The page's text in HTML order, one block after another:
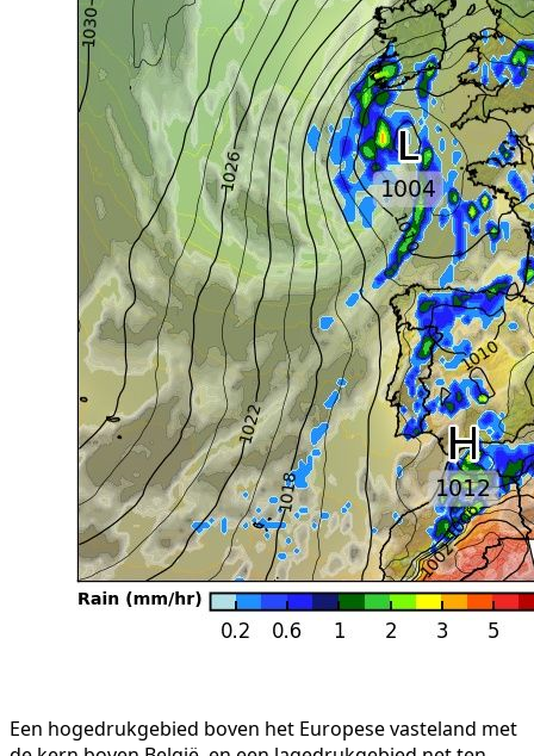
Een hogedrukgebied boven het Europese vasteland met